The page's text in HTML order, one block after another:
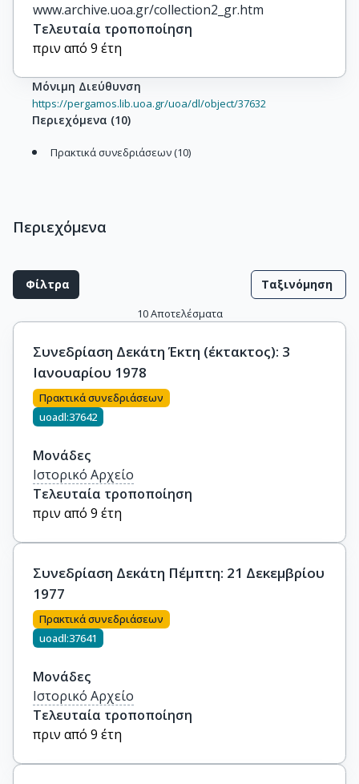
www.archive.uoa.gr/collection2_gr.htm
Τελευταία τροποποίηση
πριν από 9 έτη
Μόνιμη Διεύθυνση
https://pergamos.lib.uoa.gr/uoa/dl/object/37632
Περιεχόμενα (10)
Πρακτικά συνεδριάσεων (10)
Περιεχόμενα
Φίλτρα Ταξινόμηση
10Αποτελέσματα
Συνεδρίαση Δεκάτη Έκτη (έκτακτος): 3
Ιανουαρίου 1978
Πρακτικά συνεδριάσεων
uoadl:37642
Μονάδες
Ιστορικό Αρχείο
Τελευταία τροποποίηση
πριν από 9 έτη
Συνεδρίαση Δεκάτη Πέμπτη: 21 Δεκεμβρίου
1977
Πρακτικά συνεδριάσεων
uoadl:37641
Μονάδες
Ιστορικό Αρχείο
Τελευταία τροποποίηση
πριν από 9 έτη